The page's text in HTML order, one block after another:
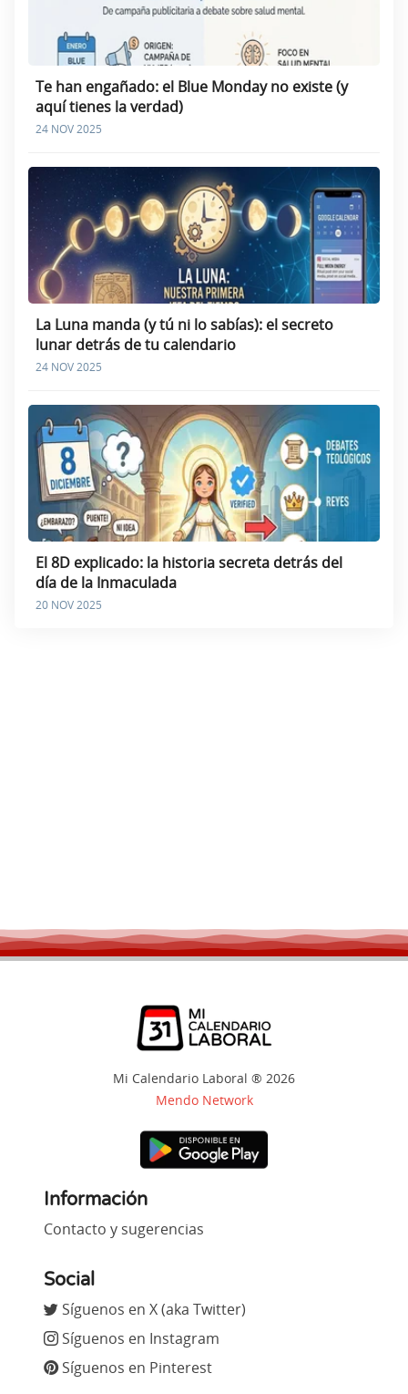
Te han engañado: el Blue Monday no existe (y
aquí tienes la verdad)
24 NOV 2025
La Luna manda (y tú ni lo sabías): el secreto
lunar detrás de tu calendario
24 NOV 2025
El 8D explicado: la historia secreta detrás del
día de la Inmaculada
20 NOV 2025
Mi Calendario Laboral ® 2026
Mendo Network
Información
Contacto y sugerencias
Social
Síguenos en X (aka Twitter)
Síguenos en Instagram
Síguenos en Pinterest